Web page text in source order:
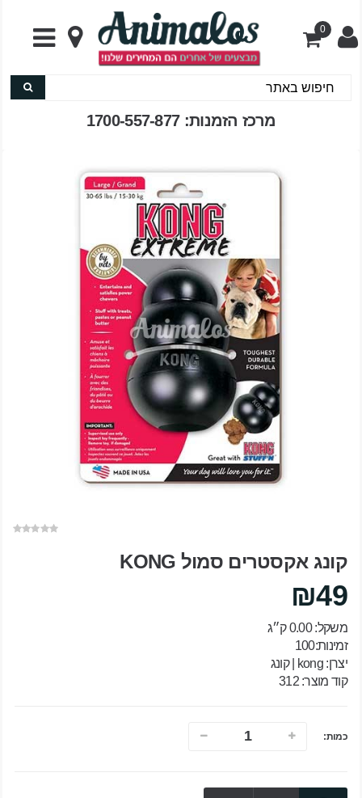
0
מרכז הזמנות: 1700-557-877
קונג אקסטרים סמול KONG
₪49
משקל: 0.00 ק״ג
זמינות:100
יצרן: kong | קונג
קוד מוצר: 312
כמות: